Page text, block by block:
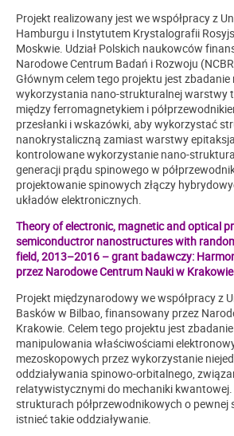
Projekt realizowany jest we współpracy z
Hamburgu i Instytutem Krystalografii
Moskwie. Udział Polskich naukowców
Narodowe Centrum Badań i Rozwoju
Głównym celem tego projektu jest
wykorzystania nano-strukturalnej warstwy
między ferromagnetykiem i
przesłanki i wskazówki, aby wykorzystać
nanokrystaliczną zamiast warstwy
kontrolowane wykorzystanie nano-
generacji prądu spinowego w
projektowanie spinowych złączy
układów elektronicznych.
Theory of electronic, magnetic and optical
semiconductror nanostructures with
field, 2013–2016 – grant badawczy:
przez Narodowe Centrum Nauki w
Projekt międzynarodowy we współpracy z
Basków w Bilbao, finansowany przez
Krakowie. Celem tego projektu jest
manipulowania właściwościami
mezoskopowych przez wykorzystanie
oddziaływania spinowo-orbitalnego,
relatywistycznymi do mechaniki kwantowej.
strukturach półprzewodnikowych o pewnej
istnieć takie oddziaływanie.